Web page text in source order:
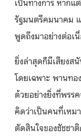
รัฐมนตรีคมนาคม
พูดถึงมาอย่างต่อเ
ยิ่งล่าสุดก็มีเสียงส
โดยเฉพาะ พานท
ด้วยอย่างยิ่งที่พรร
คิดว่าเป็นคนที่เหม
ตัดสินใจของชัชชา